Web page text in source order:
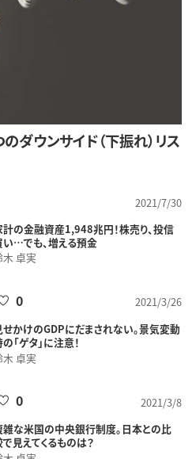
ダウンサイド（下振れ）リス
2021/7/30
計の金融資産1,948兆円！株売り、投信
い…でも、増える預金
木 卓実
2021/3/26
0
せかけのGDPにだまされない。景気変動
「ゲタ」に注意！
木 卓実
2021/3/8
0
雑な米国の中央銀行制度。日本との比
見えてくるものは？